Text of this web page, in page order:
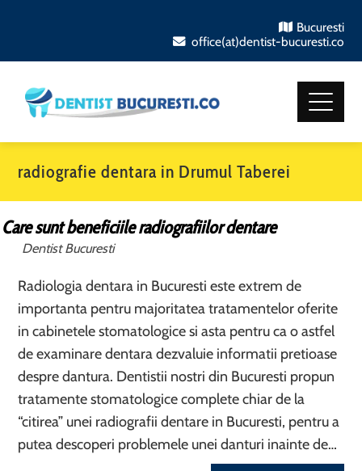
Bucuresti
office(at)dentist-bucuresti.co
radiografie dentara in Drumul Taberei
Care sunt beneficiile radiografiilor dentare
Dentist Bucuresti
Radiologia dentara in Bucuresti este extrem de
importanta pentru majoritatea tratamentelor oferite
in cabinetele stomatologice si asta pentru ca o astfel
de examinare dentara dezvaluie informatii pretioase
despre dantura. Dentistii nostri din Bucuresti propun
tratamente stomatologice complete chiar de la
“citirea” unei radiografii dentare in Bucuresti, pentru a
putea descoperi problemele unei danturi inainte de…